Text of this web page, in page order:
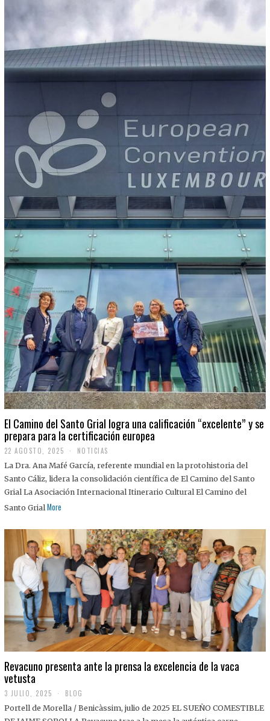
El Camino del Santo Grial logra una calificación “excelente” y se
prepara para la certificación europea
22 AGOSTO, 2025
2
A
G
O
S
2
5
NOTICIAS
La Dra. Ana Mafé García, referente mundial en la protohistoria del
Santo Cáliz, lidera la consolidación científica de El Camino del Santo
Grial La Asociación Internacional Itinerario Cultural El Camino del
Santo Grial More
Revacuno presenta ante la prensa la excelencia de la vaca
vetusta
3 JULIO, 2025
J
BLOG
Portell de Morella / Benicàssim, julio de 2025 EL SUEÑO COMESTIBLE